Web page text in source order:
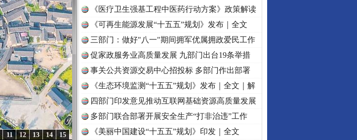
15
14
13
12
11
《医疗卫生强基工程中医药行动方案》政策解读
《可再生能源发展“十五五”规划》发布｜全文
三部门：做好"八一"期间拥军优属拥政爱民工作
促家政服务业高质量发展 九部门出台19条举措
事关公共资源交易中心招投标 多部门作出部署
《生态环境监测“十五五”规划》发布｜全文｜解
读
四部门印发意见推动互联网基础资源高质量发展
多部门联合部署开展安全生产“打非治违”工作
《美丽中国建设“十五五”规划》印发｜全文